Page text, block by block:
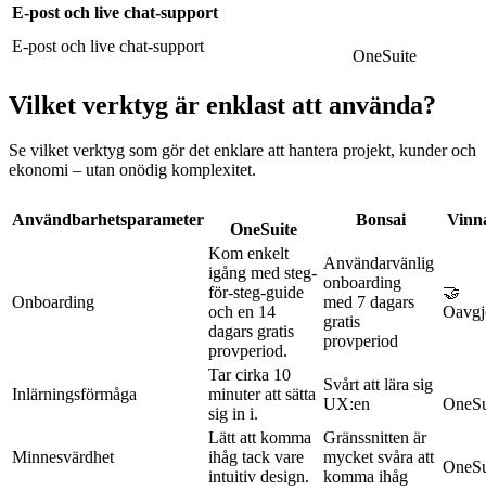
E-post och live chat-support
E-post och live chat-support
OneSuite
Vilket verktyg är enklast att använda?
Se vilket verktyg som gör det enklare att hantera projekt, kunder och
ekonomi – utan onödig komplexitet.
Användbarhetsparameter
OneSuite
Bonsai
Onboarding
Kom enkelt
igång med steg-
för-steg-guide
och en 14
dagars gratis
provperiod.
Användarvänlig
onboarding
med 7 dagars
gratis
provperiod
🤝
Inlärningsförmåga
Tar cirka 10
minuter att sätta
sig in i.
Svårt att lära sig
UX:en
Minnesvärdhet
Lätt att komma
ihåg tack vare
intuitiv design.
Gränssnitten är
mycket svåra att
komma ihåg